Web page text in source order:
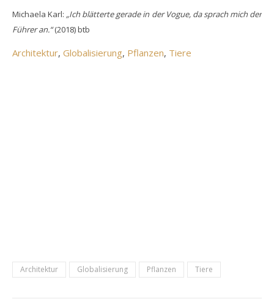
Michaela Karl: „Ich blätterte gerade in der Vogue, da sprach mich der
Führer an.“(2018) btb
Architektur, Globalisierung, Pflanzen, Tiere
Architektur Globalisierung Pflanzen Tiere